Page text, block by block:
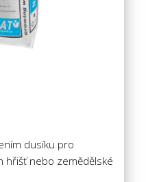
dusíku pro
hřišť nebo zemědělské